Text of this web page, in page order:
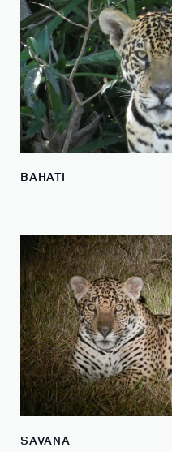
BAHATI
SAVANA